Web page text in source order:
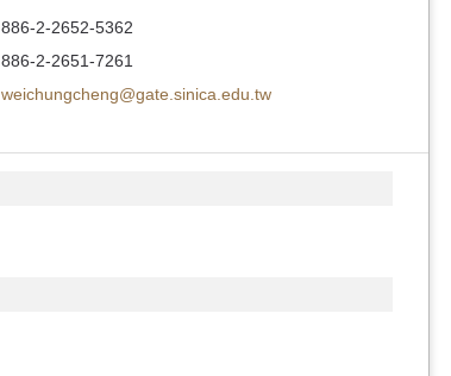
886-2-2652-5362
886-2-2651-7261
weichungcheng@gate.sinica.edu.tw